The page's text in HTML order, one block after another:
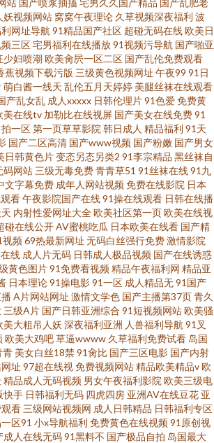
站 国产喷浆抽搐宅男久久国产精品 国产乱肥老
妖视频网站 窝窝午夜理论 久草视频深夜福利 波
网址导航 91精品国产社区 超碰无码在线欧美日
三区宅男福利在线播放91视频污导航 国产啪亚
少妇喷潮欧美肏屄一区二区 国产乱伦免费观看
蕉视频下载污版 三级黄色视频网址 午夜99 91日
萌白酱一线天 乱伦五月天婷婷 美腿丝袜在线观看
产乱女乱 成人xxxxx 日韩伦理片91色爱免费黄
美在线tv 加勒比在线视屏 国产美女在线免费91
一区第一页草草影院 韩日成人 精品福利 91天
国产二区高清 国产www视频 国产粉嫩 国产男女
日韩黄色片变态另态另类2 91李宗精品 黑丝袜自
码网站 三级无毒免费青青草51 91丝袜在线91九
文字幕免费 成年人网站视频免费在线影院 日本
看午夜影院国产在线91操在线观看 日韩在线播
内射性爱网址大全欧美社区第一页欧美在线视
碰在线公开AV蜜桃吃瓜 日本欧美在线看 国产精
视频69热最新网址 无码白丝强行免费激情影院
线 成人片无码 日韩成人极品视频 国产在线诱惑
黄色图片91免费看视频精品午夜福利网 精品亚
日本理论91操电影91一区 成人精品无91国产
A片网站网址 激情文学色 国产主播第37页青久
三级A片 国产日韩亚洲综合 91短视频网站欧美骚
美大粗吊人妖 深夜福利亚洲 人兽福利导航 91叉
欧美大鸡吧草逼wwww 久草福利免费试看 岛国
青 美女白丝18禁 91肏比 国产三区电影 国产内射
址 97超在线视免费视频网站精品欧美精品v欧
精品成人无码视频 男女午夜福利影院 欧美三级电
快手 日韩福利无码 四虎四房 亚洲AV在线豆花 亚
看 三级网站视频网 成人日韩精品 日韩福利专区
区91 小x导航福利 免费黄色在线视频91原创视
成人在线无码91黑料不 国产极品自拍 岛国最大